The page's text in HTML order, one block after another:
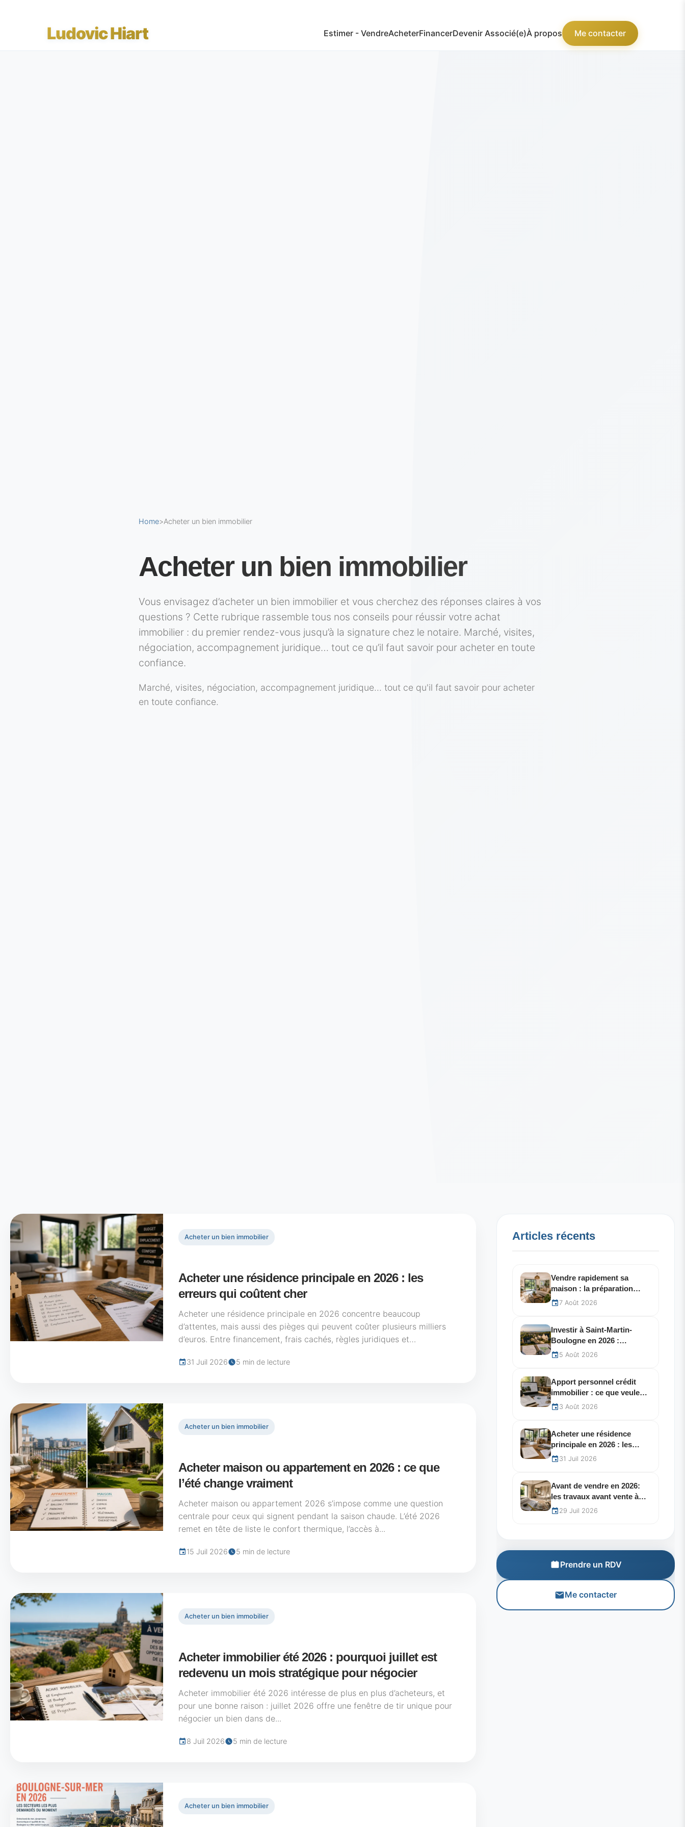
Ludovic Hiart Estimer - VendreAcheterFinancerDevenir Associé(e)À propos Me contacter
Home>Acheter un bien immobilier
Acheter un bien immobilier
Vous envisagez d’acheter un bien immobilier et vous cherchez des réponses claires à vos
questions ? Cette rubrique rassemble tous nos conseils pour réussir votre achat
immobilier : du premier rendez-vous jusqu’à la signature chez le notaire. Marché, visites,
négociation, accompagnement juridique… tout ce qu’il faut savoir pour acheter en toute
confiance.
Marché, visites, négociation, accompagnement juridique... tout ce qu'il faut savoir pour acheter
en toute confiance.
Acheter un bien immobilier
Acheter une résidence principale en 2026 : les
erreurs qui coûtent cher
Acheter une résidence principale en 2026 concentre beaucoup
d’attentes, mais aussi des pièges qui peuvent coûter plusieurs milliers
d’euros. Entre financement, frais cachés, règles juridiques et
31 Juil 2026 5 min de lecture
Acheter un bien immobilier
Acheter maison ou appartement en 2026 : ce que
l’été change vraiment
Acheter maison ou appartement 2026 s’impose comme une question
centrale pour ceux qui signent pendant la saison chaude. L’été 2026
remet en tête de liste le confort thermique, l’accès à...
15 Juil 2026 5 min de lecture
Acheter un bien immobilier
Acheter immobilier été 2026 : pourquoi juillet est
redevenu un mois stratégique pour négocier
Acheter immobilier été 2026 intéresse de plus en plus d’acheteurs, et
pour une bonne raison : juillet 2026 offre une fenêtre de tir unique pour
négocier un bien dans de...
8 Juil 2026 5 min de lecture
Acheter un bien immobilier
Articles récents
Vendre rapidement sa
maison : la préparation
accélère tout
7 Août 2026
Investir à Saint-Martin-
Boulogne en 2026 :
secteurs à potentiel
5 Août 2026
Apport personnel crédit
immobilier : ce que veulent
vraiment les banques en
3 Août 2026
Acheter une résidence
principale en 2026 : les
erreurs qui coûtent cher
31 Juil 2026
Avant de vendre en 2026:
les travaux avant vente à
éviter absolument
29 Juil 2026
Prendre un RDV
Me contacter